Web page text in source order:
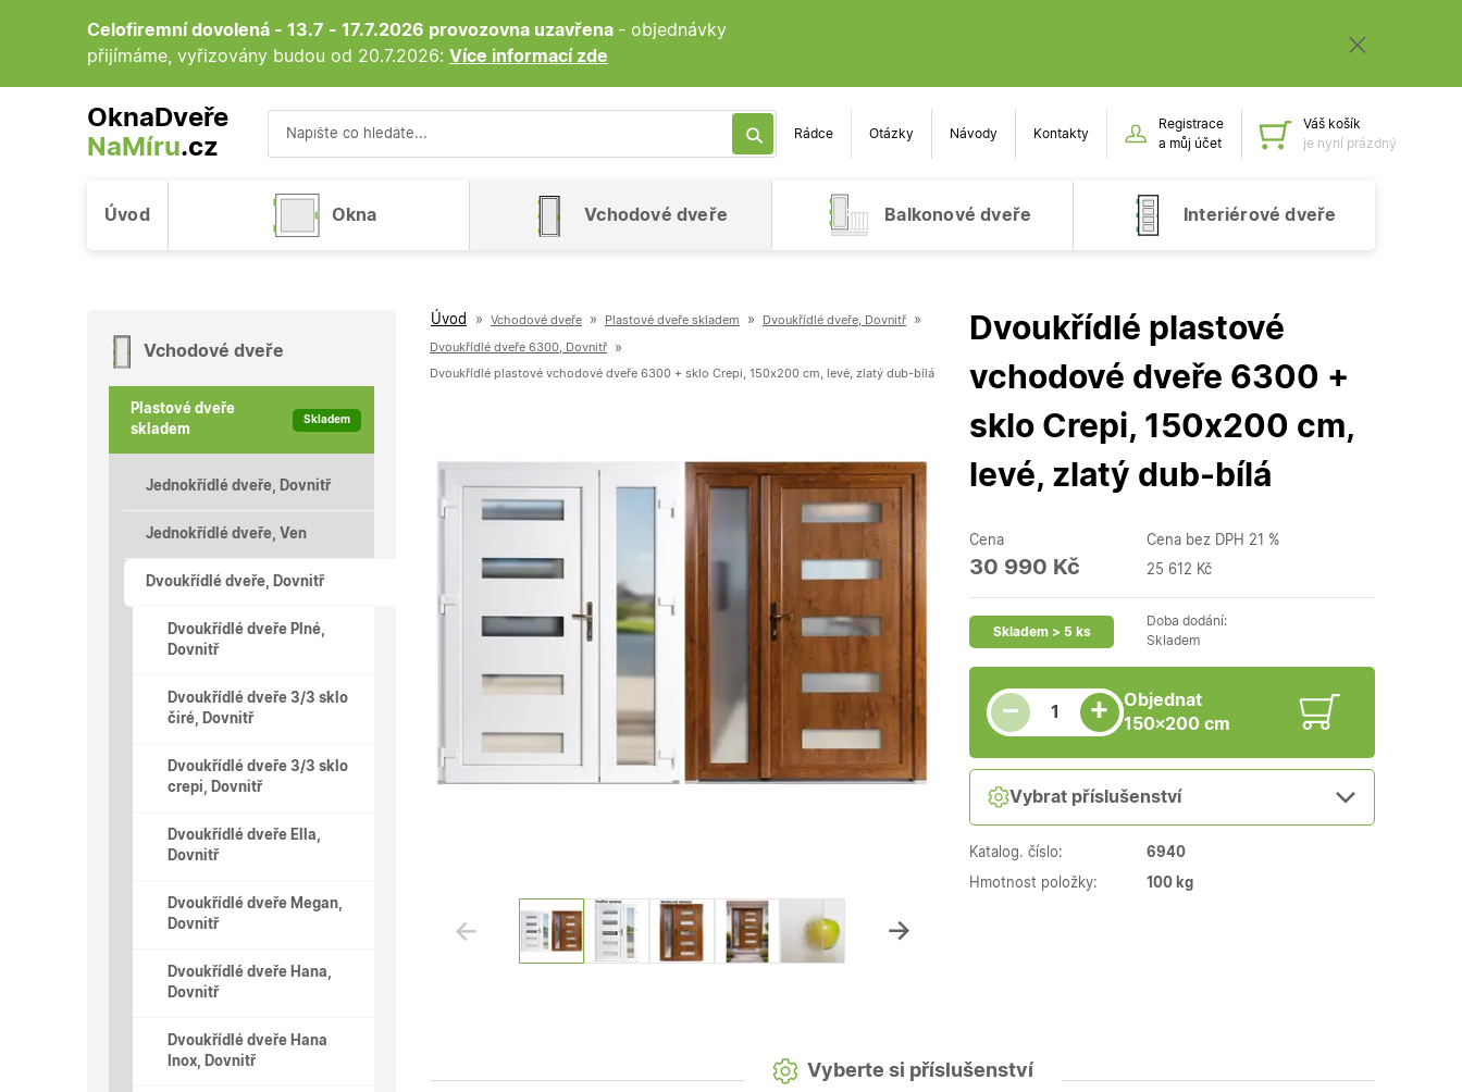
Celofiremní dovolená - 13.7 - 17.7.2026 provozovna uzavřena - objednávky
přijímáme, vyřizovány budou od 20.7.2026: Více informací zde
OknaDveře
NaMíru.cz
Rádce Otázky Návody Kontakty
Registrace
a můj účet
Obsah
Váš košík
je nyní prázdný
Úvod Okna Vchodové dveře Balkonové dveře Interiérové dveře
Úvod » Vchodové dveře » Plastové dveře skladem » Dvoukřídlé dveře, Dovnitř »
Dvoukřídlé dveře 6300, Dovnitř »
Dvoukřídlé plastové vchodové dveře 6300 + sklo Crepi, 150x200 cm, levé, zlatý dub-bílá
Dvoukřídlé plastové
vchodové dveře 6300 +
sklo Crepi, 150x200 cm,
levé, zlatý dub-bílá
Cena
30 990 Kč
Cena bez DPH 21 %
25 612 Kč
Skladem > 5 ks
Doba dodání:
Skladem
−
Snížit množství
Počet kusů +
Zvýšit množství
Objednat
150×200 cm
Vybrat příslušenství
Katalog. číslo: 6940
Hmotnost položky: 100 kg
Vyberte si příslušenství
Vchodové dveře
Plastové dveře
skladem
Skladem
Jednokřídlé dveře, Dovnitř
Jednokřídlé dveře, Ven
Dvoukřídlé dveře, Dovnitř
Dvoukřídlé dveře Plné,
Dovnitř
Dvoukřídlé dveře 3/3 sklo
čiré, Dovnitř
Dvoukřídlé dveře 3/3 sklo
crepi, Dovnitř
Dvoukřídlé dveře Ella,
Dovnitř
Dvoukřídlé dveře Megan,
Dovnitř
Dvoukřídlé dveře Hana,
Dovnitř
Dvoukřídlé dveře Hana
Inox, Dovnitř